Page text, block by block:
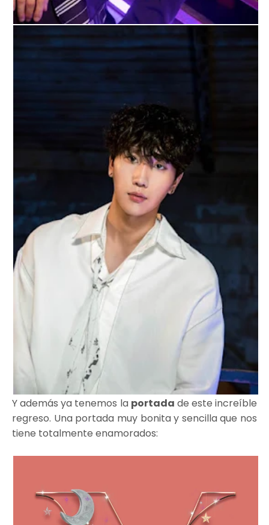
Y además ya tenemos la portada de este increíble
regreso. Una portada muy bonita y sencilla que nos
tiene totalmente enamorados: